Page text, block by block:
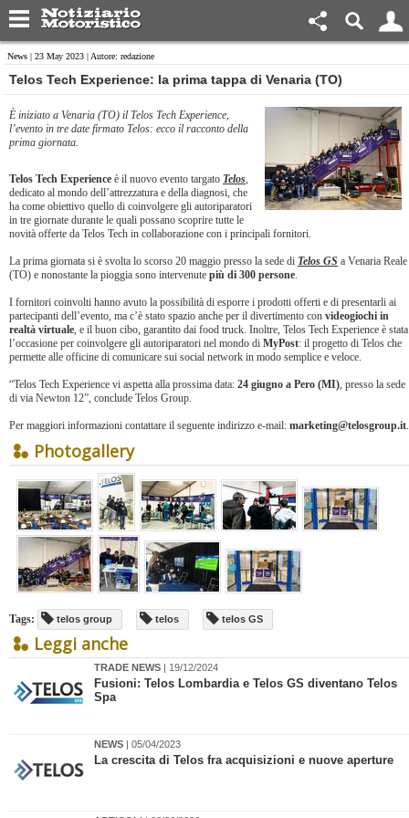
News | 23 May 2023 | Autore: redazione
Telos Tech Experience: la prima tappa di Venaria (TO)
È iniziato a Venaria (TO) il Telos Tech Experience,
l’evento in tre date firmato Telos: ecco il racconto della
prima giornata.
Telos Tech Experience è il nuovo evento targato Telos,
dedicato al mondo dell’attrezzatura e della diagnosi, che
ha come obiettivo quello di coinvolgere gli autoriparatori
in tre giornate durante le quali possano scoprire tutte le
novità offerte da Telos Tech in collaborazione con i principali fornitori.
La prima giornata si è svolta lo scorso 20 maggio presso la sede di Telos GS a Venaria Reale
(TO) e nonostante la pioggia sono intervenute più di 300 persone.
I fornitori coinvolti hanno avuto la possibilità di esporre i prodotti offerti e di presentarli ai
partecipanti dell’evento, ma c’è stato spazio anche per il divertimento con videogiochi in
realtà virtuale, e il buon cibo, garantito dai food truck. Inoltre, Telos Tech Experience è stata
l’occasione per coinvolgere gli autoriparatori nel mondo di MyPost: il progetto di Telos che
permette alle officine di comunicare sui social network in modo semplice e veloce.
“Telos Tech Experience vi aspetta alla prossima data: 24 giugno a Pero (MI), presso la sede
di via Newton 12”, conclude Telos Group.
Per maggiori informazioni contattare il seguente indirizzo e-mail: marketing@telosgroup.it.
Photogallery
Tags: telos group telos telos GS
Leggi anche
TRADE NEWS | 19/12/2024
Fusioni: Telos Lombardia e Telos GS diventano Telos
Spa
NEWS | 05/04/2023
La crescita di Telos fra acquisizioni e nuove aperture